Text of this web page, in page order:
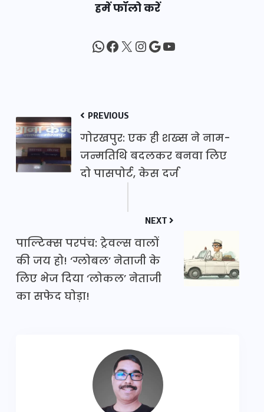
हमें फॉलो करें
WhatsApp
Facebook
X Instagram
Google
YouTube
PREVIOUS
गोरखपुर: एक ही शख्स ने नाम-
जन्मतिथि बदलकर बनवा लिए
दो पासपोर्ट, केस दर्ज
NEXT
पाल्टिक्स परपंच: ट्रेवल्स वालों
की जय हो! ‘ग्लोबल’ नेताजी के
लिए भेज दिया ‘लोकल’ नेताजी
का सफेद घोड़ा!